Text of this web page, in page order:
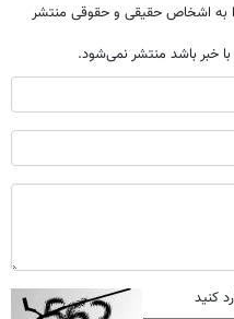
به اشخاص حقیقی و حقوقی منتشر
با خبر باشد منتشر نمی‌شود.
کنید